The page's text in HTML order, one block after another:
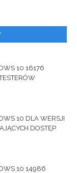
10 16176
10 DLA WERSJI
DOSTĘP
10 14986